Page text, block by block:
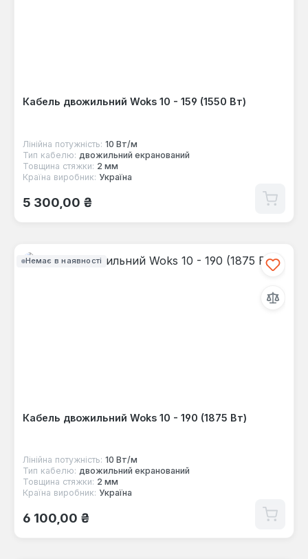
Кабель двожильний Woks 10 - 159 (1550 Вт)
Лінійна потужність: 10 Вт/м
Тип кабелю: двожильний екранований
Товщина стяжки: 2 мм
Країна виробник: Україна
Звичайна ціна:
5 300,00 ₴
Немає в наявності
Кабель двожильний Woks 10 - 190 (1875 Вт)
Лінійна потужність: 10 Вт/м
Тип кабелю: двожильний екранований
Товщина стяжки: 2 мм
Країна виробник: Україна
Звичайна ціна:
6 100,00 ₴